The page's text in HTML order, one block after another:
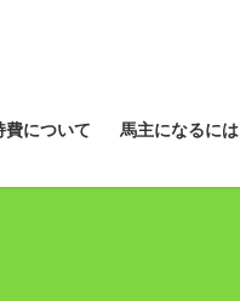
費について 馬主になるには